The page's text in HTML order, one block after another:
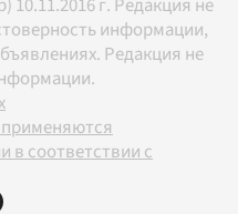
г. Редакция не
информации,
Редакция не
в соответствии с